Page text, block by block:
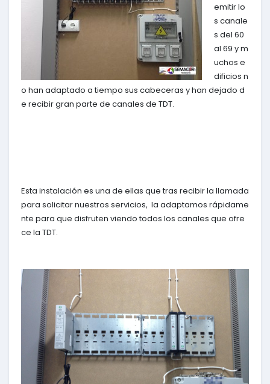
emitir lo
s canale
s del 60
al 69 y m
uchos e
dificios n
o han adaptado a tiempo sus cabeceras y han dejado d
e recibir gran parte de canales de TDT.
Esta instalación es una de ellas que tras recibir la llamada
para solicitar nuestros servicios, la adaptamos rápidame
nte para que disfruten viendo todos los canales que ofre
ce la TDT.